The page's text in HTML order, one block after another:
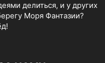
делиться, и у других
Моря Фантазии?